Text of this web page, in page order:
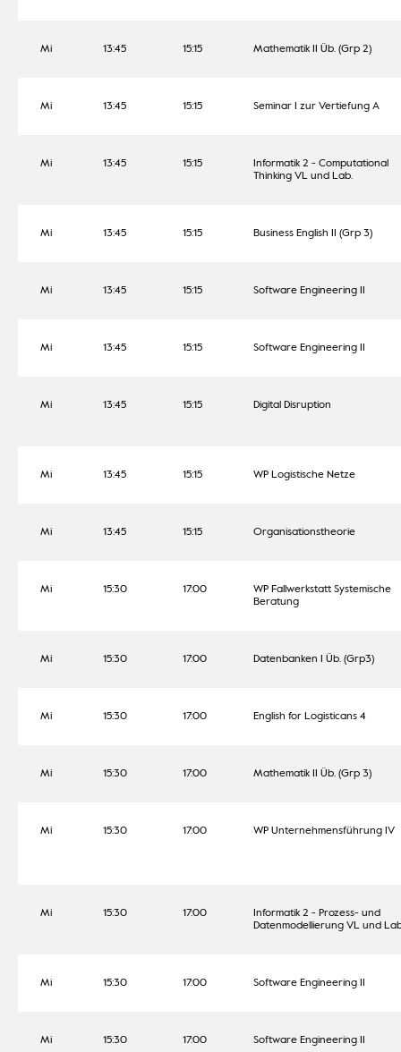
Mi 13:45 15:15 Mathematik II Üb. (Grp 2)
Mi 13:45 15:15 Seminar I zur Vertiefung A
Mi 13:45 15:15
Informatik 2 - Computational
Thinking VL und Lab.
Mi 13:45 15:15 Business English II (Grp 3)
Mi 13:45 15:15 Software Engineering II
Mi 13:45 15:15 Software Engineering II
Mi 13:45 15:15 Digital Disruption
Mi 13:45 15:15 WP Logistische Netze
Mi 13:45 15:15 Organisationstheorie
Mi 15:30 17:00
WP Fallwerkstatt Systemische
Beratung
Mi 15:30 17:00 Datenbanken I Üb. (Grp3)
Mi 15:30 17:00 English for Logisticans 4
Mi 15:30 17:00 Mathematik II Üb. (Grp 3)
Mi 15:30 17:00 WP Unternehmensführung IV
Mi 15:30 17:00
Informatik 2 - Prozess- und
Datenmodellierung VL und
Mi 15:30 17:00 Software Engineering II
Mi 15:30 17:00 Software Engineering II